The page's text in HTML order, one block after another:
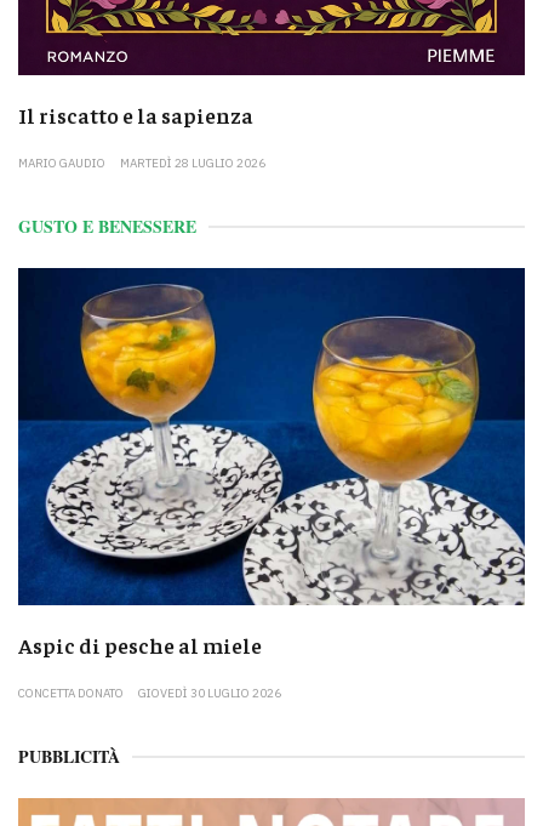
Il riscatto e la sapienza
MARIO GAUDIO MARTEDÌ 28 LUGLIO 2026
GUSTO E BENESSERE
Aspic di pesche al miele
CONCETTA DONATO GIOVEDÌ 30 LUGLIO 2026
PUBBLICITÀ